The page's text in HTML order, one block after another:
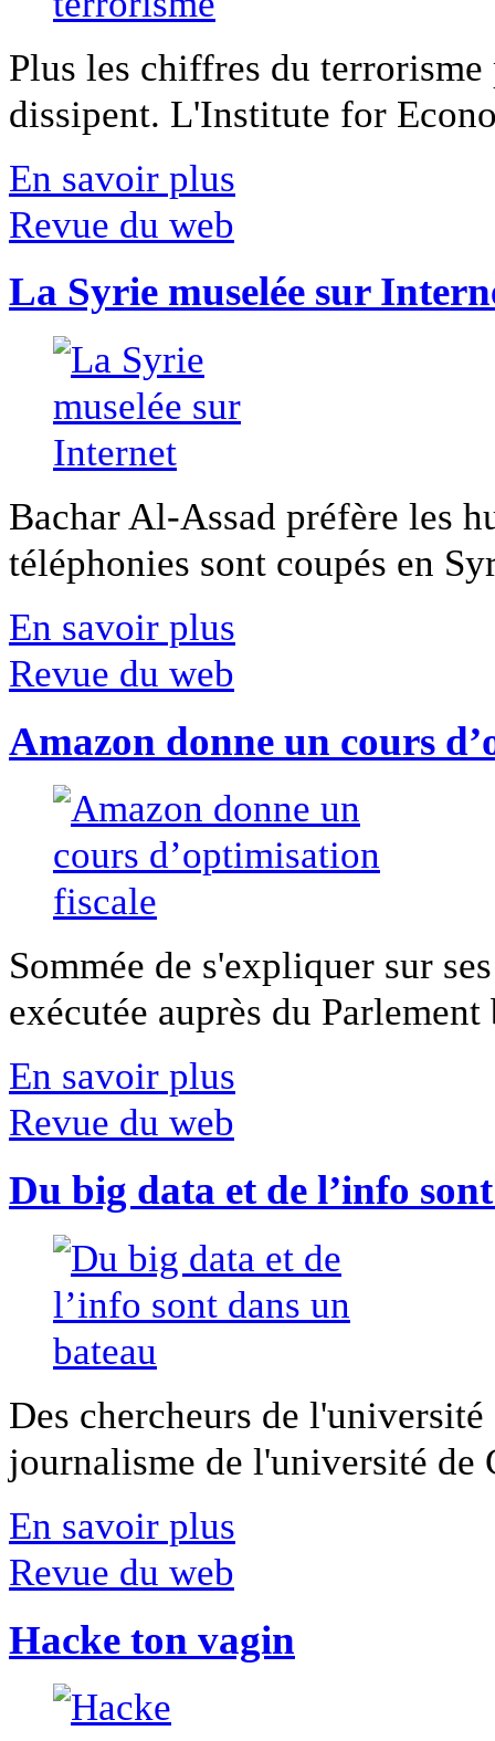
Plus les chiffres du
dissipent. L'Institute for
En savoir plus
Revue du web
La Syrie muselée sur
Bachar Al-Assad préfère les
téléphonies sont coupés en
En savoir plus
Revue du web
Amazon donne un cours
Sommée de s'expliquer sur
exécutée auprès du
En savoir plus
Revue du web
Du big data et de l’info
Des chercheurs de
journalisme de l'université
En savoir plus
Revue du web
Hacke ton vagin